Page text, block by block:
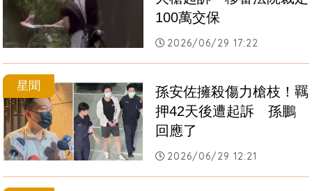
100萬交保
2026/06/29 17:22
星聞
孫安佐擁殺傷力槍枝！羈
押42天後遭起訴　孫鵬
回應了
2026/06/29 12:21